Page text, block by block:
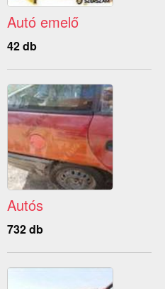
Autó emelő
42 db
Autós
732 db